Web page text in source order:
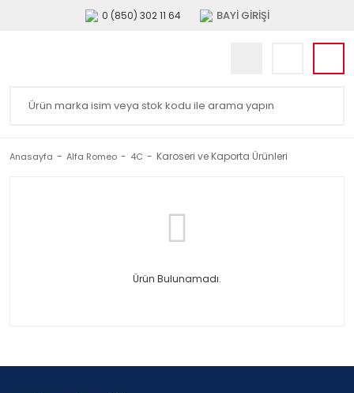
0 (850) 302 11 64 BAYİ GİRİŞİ
Anasayfa Alfa Romeo 4C Karoseri ve Kaporta Ürünleri
Ürün Bulunamadı.